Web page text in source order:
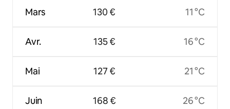
Mars
Avr.
Mai
Juin
130 €
135 €
127 €
168 €
11 °C
16 °C
21 °C
26 °C